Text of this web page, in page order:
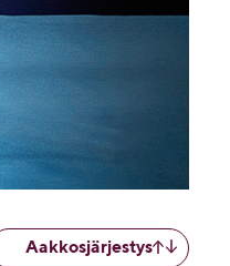
Aakkosjärjestys